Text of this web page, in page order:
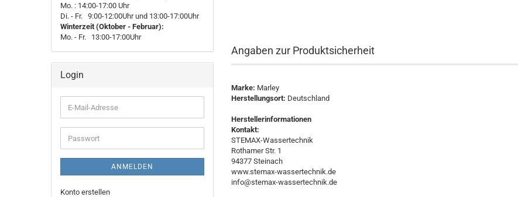
Angaben zur Produktsicherheit
Marke: Marley
Herstellungsort: Deutschland
Herstellerinformationen
Kontakt:
STEMAX-Wassertechnik
Rothamer Str. 1
94377 Steinach
www.stemax-wassertechnik.de
info@stemax-wassertechnik.de
Mo. : 14:00-17:00 Uhr
Di. - Fr. 9:00-12:00Uhr und 13:00-17:00Uhr
Winterzeit (Oktober - Februar):
Mo. - Fr. 13:00-17:00Uhr
Login
E-
Mail-
Adresse
Passwort
ANMELDEN
Konto erstellen